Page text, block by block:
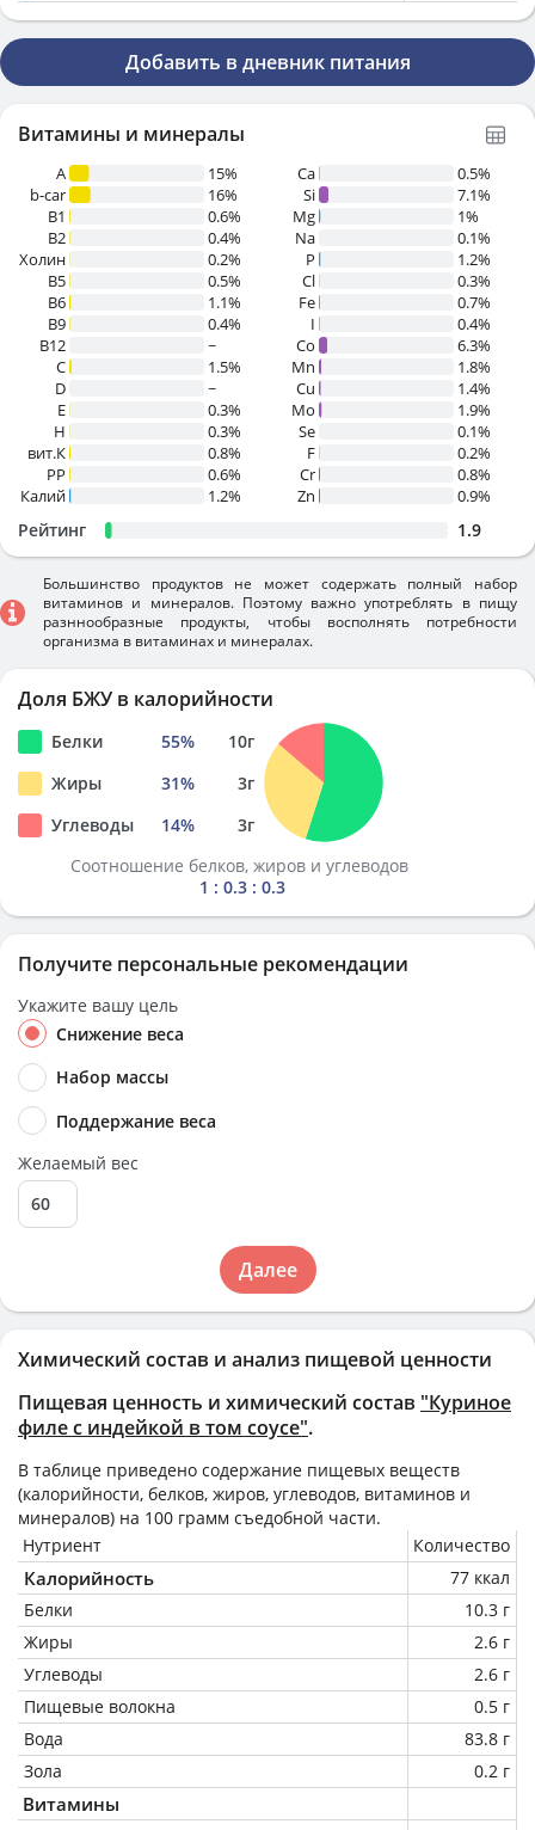
Химический состав и анализ пищевой ценности
Пищевая ценность и химический состав "Куриное
филе с индейкой в том соусе".
В таблице приведено содержание пищевых веществ
(калорийности, белков, жиров, углеводов, витаминов и
минералов) на 100 грамм съедобной части.
Нутриент
Количество
Калорийность
77 ккал
Белки
10.3 г
Жиры
2.6 г
Углеводы
2.6 г
Пищевые волокна
0.5 г
Вода
83.8 г
Зола
0.2 г
Витамины
Добавить в дневник питания
Витамины и минералы
A
15%
b-car
16%
В1
0.6%
B2
0.4%
Холин
0.2%
B5
0.5%
B6
1.1%
B9
0.4%
B12
~
C
1.5%
D
~
E
0.3%
H
0.3%
вит.К
0.8%
PP
0.6%
Калий
1.2%
Ca
0.5%
Si
7.1%
Mg
1%
Na
0.1%
P
1.2%
Cl
0.3%
Fe
0.7%
I
0.4%
Co
6.3%
Mn
1.8%
Cu
1.4%
Mo
1.9%
Se
0.1%
F
0.2%
Cr
0.8%
Zn
0.9%
Рейтинг 1.9
Большинство продуктов не может содержать полный набор
витаминов и минералов. Поэтому важно употреблять в пищу
разннообразные продукты, чтобы восполнять потребности
организма в витаминах и минералах.
Доля БЖУ в калорийности
Белки 55% 10г
Жиры
31% 3г
Углеводы
14% 3г
Соотношение белков, жиров и углеводов
1 : 0.3 : 0.3
Получите персональные рекомендации
Укажите вашу цель
Снижение веса
Набор массы
Поддержание веса
Желаемый вес
Далее